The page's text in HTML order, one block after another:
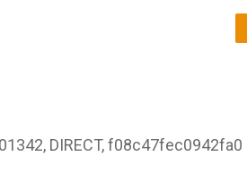
DIRECT, f08c47fec0942fa0